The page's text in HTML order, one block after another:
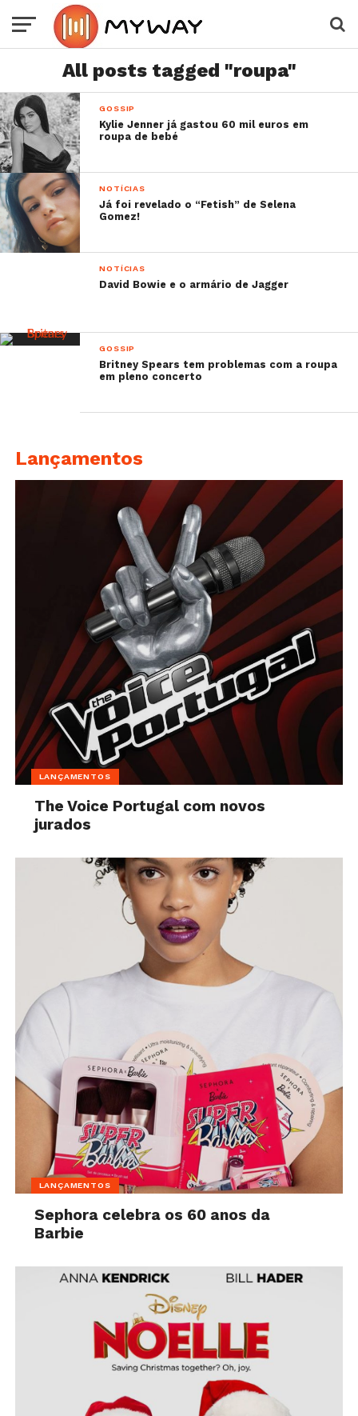
All posts tagged "roupa"
GOSSIP
Kylie Jenner já gastou 60 mil euros em
roupa de bebé
NOTÍCIAS
Já foi revelado o “Fetish” de Selena
Gomez!
NOTÍCIAS
David Bowie e o armário de Jagger
GOSSIP
Britney Spears tem problemas com a roupa
em pleno concerto
Lançamentos
LANÇAMENTOS
The Voice Portugal com novos
jurados
LANÇAMENTOS
Sephora celebra os 60 anos da
Barbie